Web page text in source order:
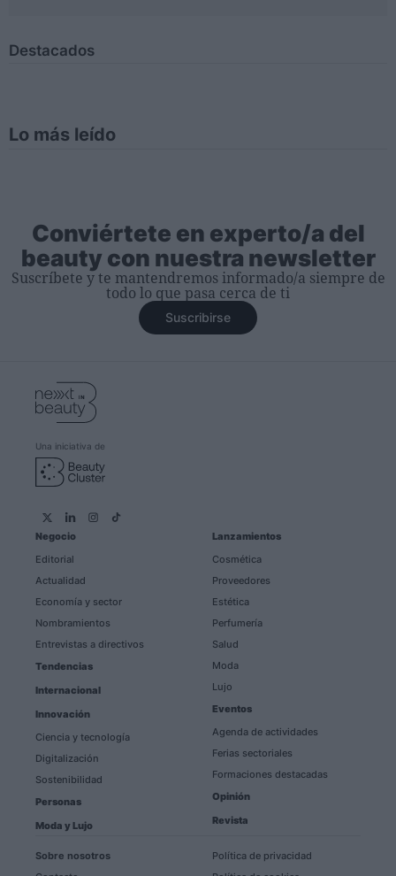
Destacados
Lo más leído
Conviértete en experto/a del
beauty con nuestra newsletter
Suscríbete y te mantendremos informado/a siempre de
todo lo que pasa cerca de ti
Suscribirse
Una iniciativa de
Negocio
Editorial
Actualidad
Economía y sector
Nombramientos
Entrevistas a directivos
Tendencias
Internacional
Innovación
Ciencia y tecnología
Digitalización
Sostenibilidad
Personas
Moda y Lujo
Lanzamientos
Cosmética
Proveedores
Estética
Perfumería
Salud
Moda
Lujo
Eventos
Agenda de actividades
Ferias sectoriales
Formaciones destacadas
Opinión
Revista
Sobre nosotros
Política de privacidad